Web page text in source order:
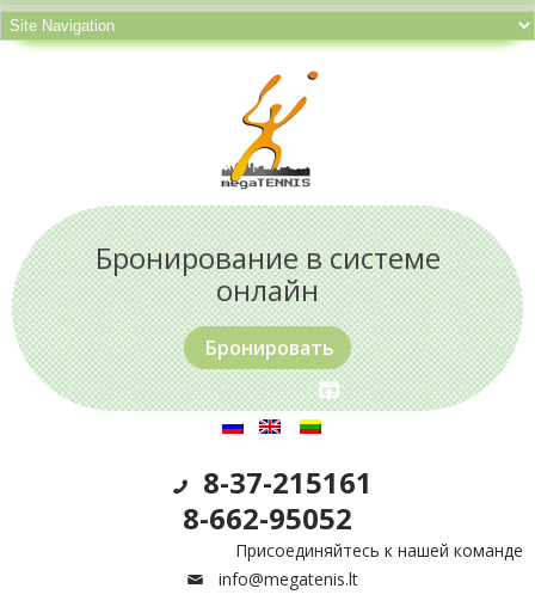
Бронирование в системе
онлайн
Бронировать
8-37-215161
8-662-95052
Присоединяйтесь к нашей команде
info@megatenis.lt